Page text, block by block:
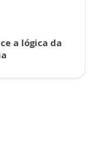
a lógica da